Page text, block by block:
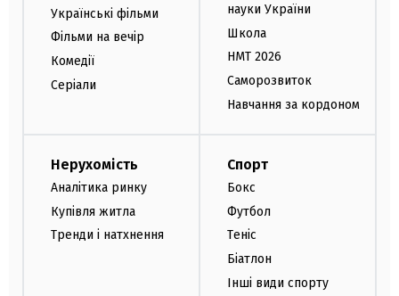
Українські фільми
Фільми на вечір
Комедії
Серіали
науки України
Школа
НМТ 2026
Саморозвиток
Навчання за кордоном
Нерухомість
Аналітика ринку
Купівля житла
Тренди і натхнення
Спорт
Бокс
Футбол
Теніс
Біатлон
Інші види спорту